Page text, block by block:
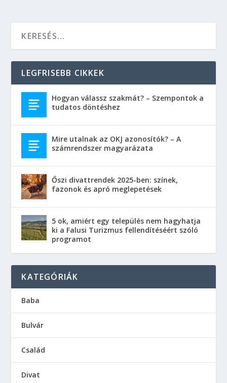
LEGFRISEBB CIKKEK
Hogyan válassz szakmát? – Szempontok a
tudatos döntéshez
Mire utalnak az OKJ azonosítók? – A
számrendszer magyarázata
Őszi divattrendek 2025-ben: színek,
fazonok és apró meglepetések
5 ok, amiért egy település nem hagyhatja
ki a Falusi Turizmus fellendítéséért szóló
programot
KATEGÓRIÁK
Baba
Bulvár
Család
Divat